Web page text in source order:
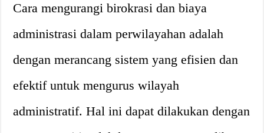
Cara mengurangi birokrasi dan biaya
administrasi dalam perwilayahan adalah
dengan merancang sistem yang efisien dan
efektif untuk mengurus wilayah
administratif. Hal ini dapat dilakukan dengan